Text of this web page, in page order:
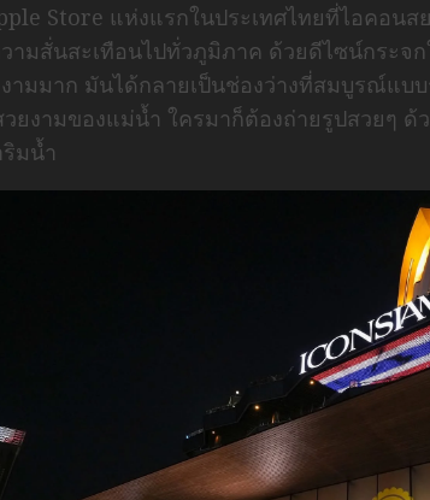
Store แห่งแรกในประเทศไทยที่ไอคอน
ามสั่นสะเทือนไปทั่วภูมิภาค ด้วยดีไซน์กระจ
ามมาก มันได้กลายเป็นช่องว่างที่สมบูรณ์แบ
ยงามของแม่น้ำ ใครมาก็ต้องถ่ายรูปสวยๆ ด้
มน้ำ